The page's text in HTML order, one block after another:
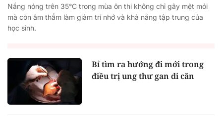
Nắng nóng trên 35°C trong mùa ôn thi không chỉ gây mệt mỏi
mà còn âm thầm làm giảm trí nhớ và khả năng tập trung của
học sinh.
Bỉ tìm ra hướng đi mới trong
điều trị ung thư gan di căn